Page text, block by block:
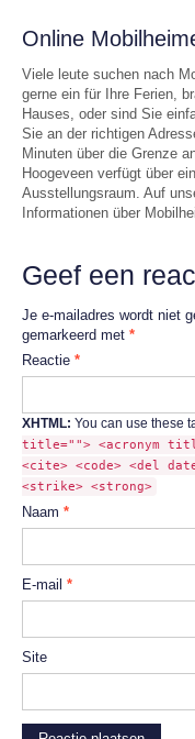
Online
Viele leute suchen nach
gerne ein für Ihre Ferien,
Hauses, oder sind Sie
Sie an der richtigen
Minuten über die Grenze
Hoogeveen verfügt über
Ausstellungsraum. Auf
Informationen über
Geef een
Je e-mailadres wordt niet
gemarkeerd met *
Reactie *
XHTML: You can use these
title=""> <acronym
<cite> <code> <del
<strike> <strong>
Naam *
E-mail *
Site